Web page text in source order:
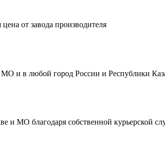
от завода производителя
и в любой город России и Республики
и МО благодаря собственной курьерской